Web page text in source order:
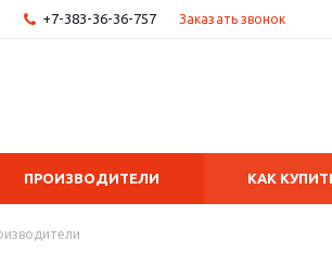
+7-383-36-36-757 Заказать звонок
ПРОИЗВОДИТЕЛИ КАК